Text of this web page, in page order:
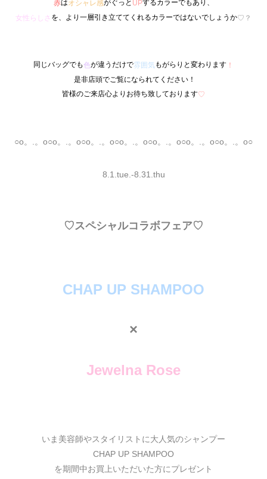
赤はオシャレ感がぐっと UPするカラーでもあり、
女性らしさ を、より一層引き立ててくれるカラーではないでしょうか♡？
同じバッグでも色が違うだけで雰囲気 もがらりと変わります ！
是非店頭でご覧になられてください！
皆様のご来店心よりお待ち致しております♡
○o。.。o○o。.。o○o。.。o○o。.。o○o。.。o○o。.。o○o。.。o○
8.1.tue.-8.31.thu
♡スペシャルコラボフェア♡
CHAP UP SHAMPOO
×
Jewelna Rose
いま美容師やスタイリストに大人気のシャンプー
CHAP UP SHAMPOO
を期間中お買上いただいた方にプレゼント